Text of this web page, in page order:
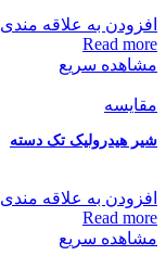
افزودن به علاقه مندی
Read more
مشاهده سریع
مقایسه
شیر هیدرولیک تک دسته
افزودن به علاقه مندی
Read more
مشاهده سریع